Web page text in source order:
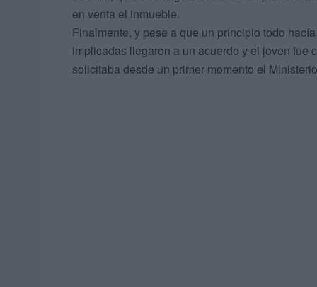
en venta el inmueble.
Finalmente, y pese a que un principio todo
implicadas llegaron a un acuerdo y el joven fue
solicitaba desde un primer momento el